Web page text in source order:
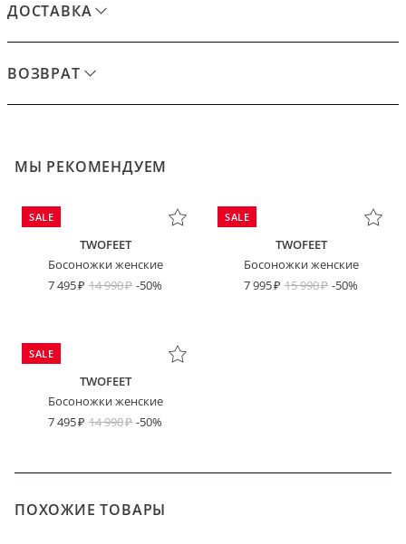
ДОСТАВКА
ВОЗВРАТ
МЫ РЕКОМЕНДУЕМ
SALE
TWOFEET
Босоножки женские
7 495
14 990 -50%
SALE
TWOFEET
Босоножки женские
7 995
15 990 -50%
SALE
TWOFEET
Босоножки женские
7 495
14 990 -50%
ПОХОЖИЕ ТОВАРЫ